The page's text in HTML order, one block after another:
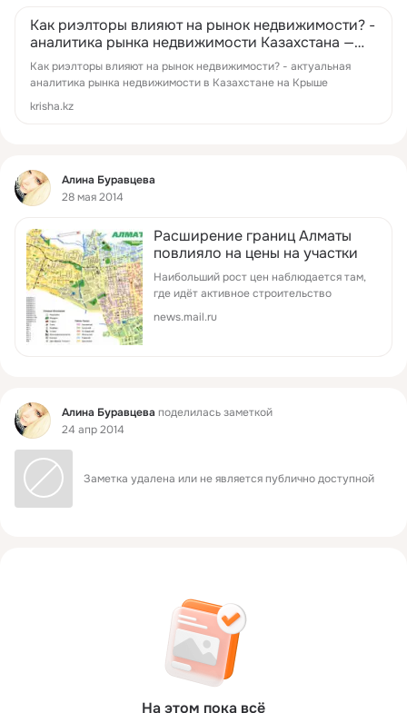
Как риэлторы влияют на рынок недвижимости? -
аналитика рынка недвижимости Казахстана —
Крыша
Как риэлторы влияют на рынок недвижимости? - актуальная
аналитика рынка недвижимости в Казахстане на Крыше
krisha.kz
Фид
Алина Буравцева
28 мая 2014
Расширение границ Алматы
повлияло на цены на участки
Наибольший рост цен наблюдается там,
где идёт активное строительство
news.mail.ru
Фид Алина Буравцева поделилась заметкой
24 апр 2014
Заметка удалена или не является публично доступной
На этом пока всё